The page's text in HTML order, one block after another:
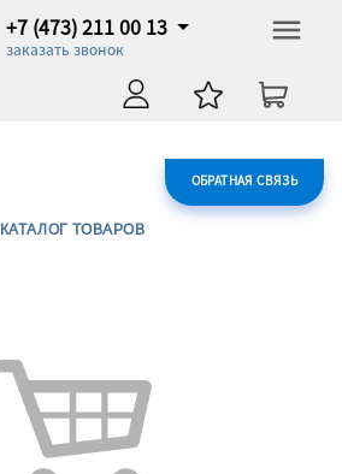
+7 (473) 211 00 13
заказать звонок
ОБРАТНАЯ СВЯЗЬ
КАТАЛОГ ТОВАРОВ